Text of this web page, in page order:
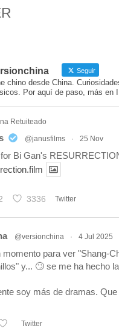
Seguir
chino desde China.
Por aquí de paso, más en
Retuiteado
@janusfilms · 25 Nov
Bi Gan's
3336 Twitter
@versionchina · 4 Jul 2025
momento para ver "Shang-
y... 🙄 se me ha hecho
soy más de dramas.
Twitter